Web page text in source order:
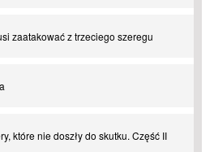
zaatakować z trzeciego szeregu
które nie doszły do skutku. Część II